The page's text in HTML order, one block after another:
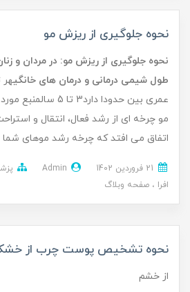
نحوه جلوگیری از ریزش مو
نحوه جلوگیری از ریزش مو: در مردان و
طول شیمی درمانی و درمان های خانگیهر
عمری بین حدودا دارد3
مو چرخه ای از رشد فعال، انتقال و
اتفاق می افتد که چرخه رشد موهای
Admin
افرا
صفحه وبلاگ
نحوه تشخیص پوست چرب از
از خشم